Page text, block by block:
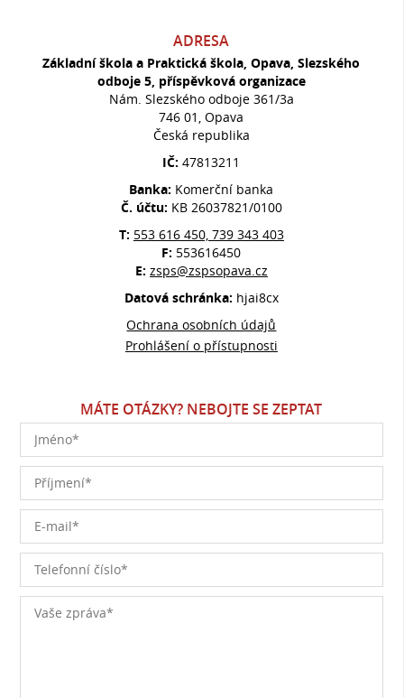
ADRESA
Základní škola a Praktická škola, Opava, Slezského
odboje 5, příspěvková organizace
Nám. Slezského odboje 361/3a
746 01, Opava
Česká republika
IČ:47813211
Banka: Komerční banka
Č. účtu: KB 26037821/0100
T: 553 616 450, 739 343 403
F: 553616450
E: zsps@zspsopava.cz
Datová schránka: hjai8cx
Ochrana osobních údajů
Prohlášení o přístupnosti
MÁTE OTÁZKY? NEBOJTE SE ZEPTAT